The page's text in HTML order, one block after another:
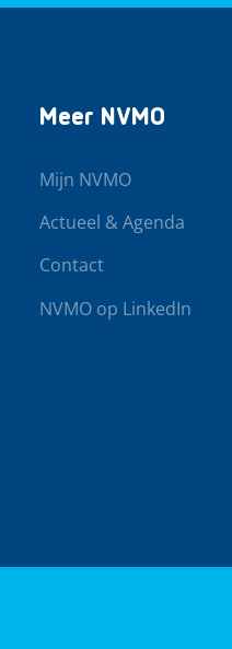
Meer NVMO
Mijn NVMO
Actueel & Agenda
Contact
NVMO op LinkedIn